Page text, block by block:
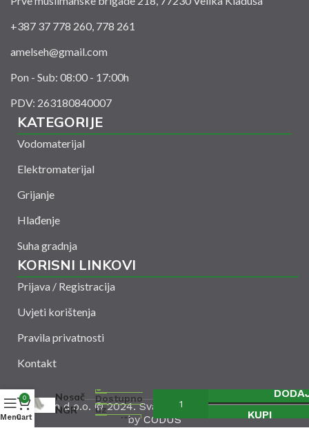
+387 37 778 260, 778 261
amelseh@gmail.com
Pon - Sub: 08:00 - 17:00h
PDV: 263180840007
KATEGORIJE
Vodomaterijal
Elektromaterijal
Grijanje
Hlađenje
Suha gradnja
KORISNI LINKOVI
Prijava / Registracija
Uvjeti korištenja
Pravila privatnosti
Kontakt
Amelšeh d.o.o. © 2024. Sva prava zadržana. Powered
byCODUS
Nosač
NGR
Dostupno
uz
narudžbu
KUPI
Menu
0
Cart